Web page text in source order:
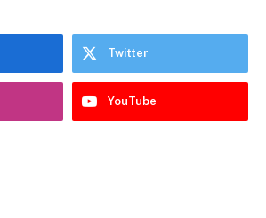
Twitter
YouTube